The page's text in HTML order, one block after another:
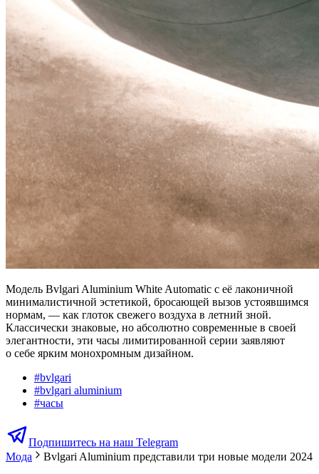
Модель Bvlgari Aluminium White Automatic с её лаконичной
минималистичной эстетикой, бросающей вызов устоявшимся
нормам, — как глоток свежего воздуха в летний зной.
Классически знаковые, но абсолютно современные в своей
элегантности, эти часы лимитированной серии заявляют
о себе ярким монохромным дизайном.
#bvlgari
#bvlgari aluminium
#часы
Подпишитесь на наш Telegram
Мода
Bvlgari Aluminium представили три новые модели 2024